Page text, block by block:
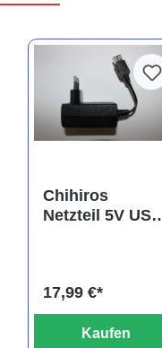
Chihiros
Netzteil 5V USB
uvm.
17,99 €*
Kaufen